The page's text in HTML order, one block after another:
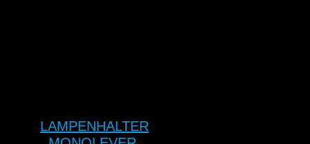
LAMPENHALTER